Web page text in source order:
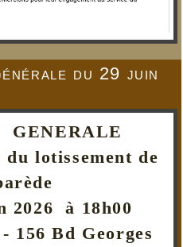
du 29 juin
GENERALE
lotissement de
2026 à 18h00
156 Bd Georges